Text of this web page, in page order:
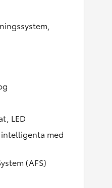
LED
intelligenta med
(AFS)